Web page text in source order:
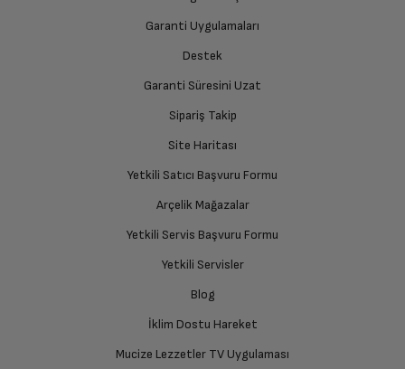
İade Talebiniz Onaylansın
Yetkili servis gerekli kontrolleri sağladıktan sonra İade
süreciniz tamamlanacaktır.
Ücretiniz İade Edilsin
sağlanacaktır.
Siparişiniz henüz teslim edilmediyse iptal talebinizin
Garanti Uygulamaları
Destek
Garanti Süresini Uzat
Sipariş Takip
Site Haritası
Yetkili Satıcı Başvuru Formu
Arçelik Mağazalar
Yetkili Servis Başvuru Formu
Yetkili Servisler
Blog
İklim Dostu Hareket
Mucize Lezzetler TV Uygulaması